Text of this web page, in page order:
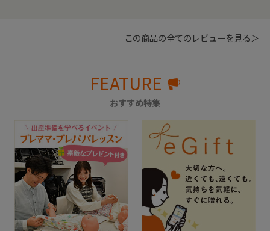
この商品の全てのレビューを見る＞
FEATURE
おすすめ特集